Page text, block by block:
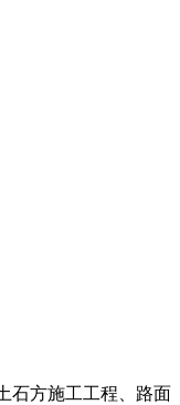
石方施工工程、路面